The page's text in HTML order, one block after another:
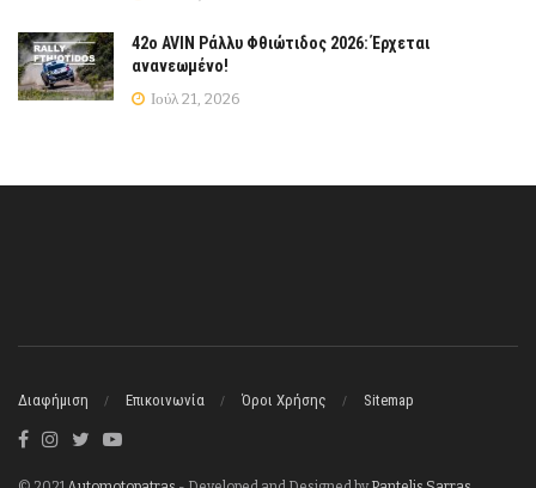
42ο AVIN Ράλλυ Φθιώτιδος 2026: Έρχεται
ανανεωμένο!
Ιούλ 21, 2026
Διαφήμιση Επικοινωνία Όροι Χρήσης Sitemap